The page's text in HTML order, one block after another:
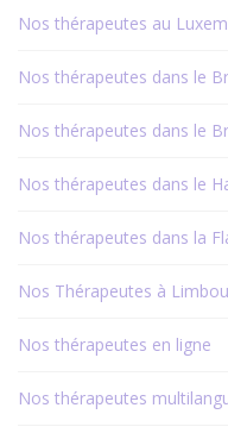
Nos thérapeutes au
Nos thérapeutes dans le
Nos thérapeutes dans le
Nos thérapeutes dans le
Nos thérapeutes dans la
Nos Thérapeutes à
Nos thérapeutes en ligne
Nos thérapeutes